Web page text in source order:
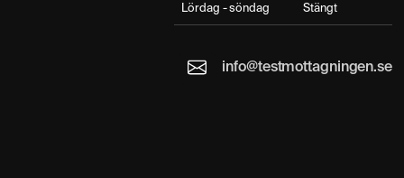
Lördag - söndag Stängt
info@testmottagningen.se